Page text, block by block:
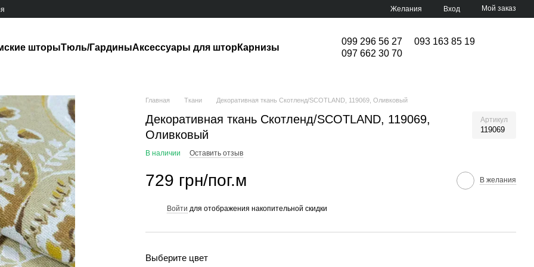
Желания Вход Мой заказ
шторыТюль/ГардиныАксессуары для шторКарнизы
099 296 56 27
093 163 85 19
097 662 30 70
Главная Ткани Декоративная ткань Скотленд/SCOTLAND, 119069, Оливковый
Декоративная ткань Скотленд/SCOTLAND, 119069,
Оливковый
Артикул
119069
В наличии Оставить отзыв
729 грн/пог.м В желания
Войти для отображения накопительной скидки
Выберите цвет